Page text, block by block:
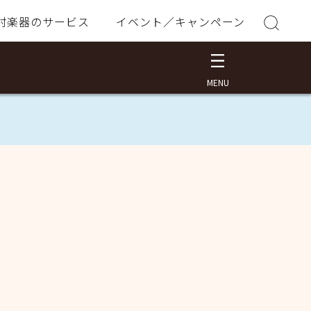
楽器のサービス イベント／キャンペーン